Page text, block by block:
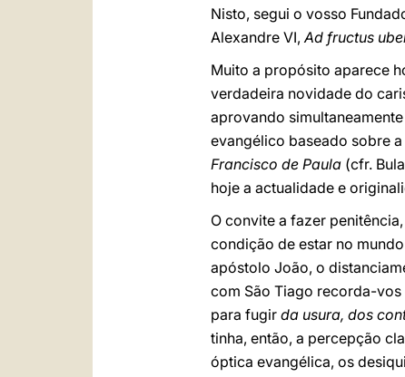
Nisto, segui o vosso
Alexandre VI,Ad fructus
Muito a propósito aparece
verdadeira novidade do
aprovando
evangélico baseado sobre
Francisco de Paula (cfr.
hoje a actualidade e
O convite a fazer
condição de estar no
apóstolo João, o
com São Tiago recorda-vos
para fugir da usura, dos
tinha, então, a percepção
óptica evangélica, os